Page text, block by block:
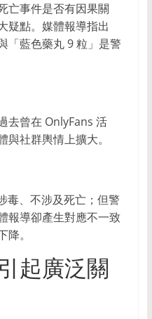
亡事件是否有因果關
疑點。媒體報導指出
「藍色藥丸 9 粒」是警
去曾在 OnlyFans 活
社群輿情上擴大。
毒、不涉及死亡；但警
報導卻產生對應不一致
。
起廣泛關